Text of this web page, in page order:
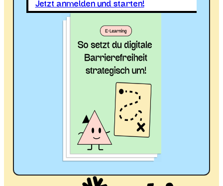
Jetzt anmelden und starten!